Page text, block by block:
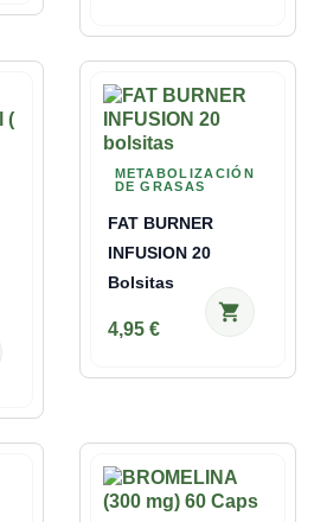
METABOLIZACIÓN
DE GRASAS
FAT BURNER
INFUSION 20
Bolsitas
4,95 €
shopping_cart